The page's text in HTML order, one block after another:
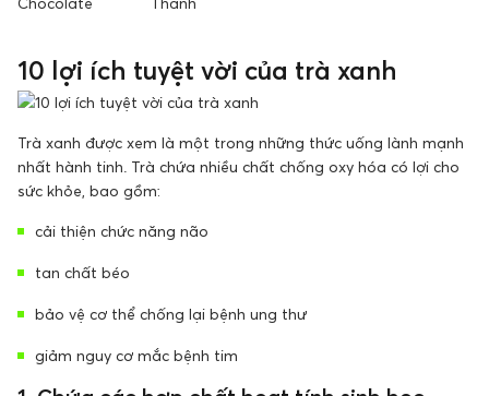
10 lợi ích tuyệt vời của trà xanh
Trà xanh được xem là một trong những thức uống lành mạnh
nhất hành tinh. Trà chứa nhiều chất chống oxy hóa có lợi cho
sức khỏe, bao gồm:
cải thiện chức năng não
tan chất béo
bảo vệ cơ thể chống lại bệnh ung thư
giảm nguy cơ mắc bệnh tim